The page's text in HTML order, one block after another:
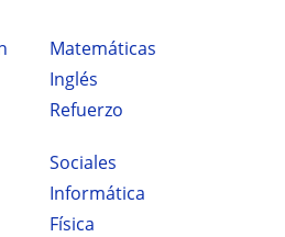
Matemáticas
Inglés
Refuerzo
Sociales
Informática
Física